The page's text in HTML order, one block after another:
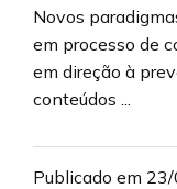
Novos
em processo de
em direção à
conteúdos ...
Publicado em